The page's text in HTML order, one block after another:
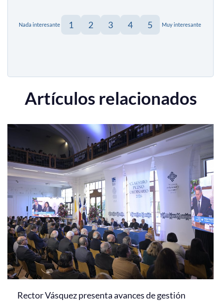
Nada interesante 1 2 3 4 5 Muy interesante
Artículos relacionados
Rector Vásquez presenta avances de gestión